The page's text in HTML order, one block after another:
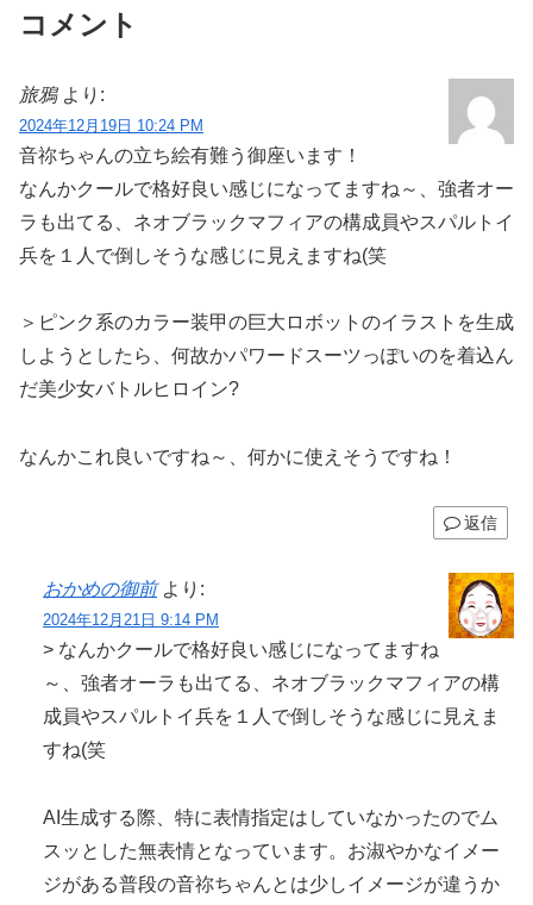
コメント
旅鴉 より:
2024年12月19日 10:24 PM
音祢ちゃんの立ち絵有難う御座います！
なんかクールで格好良い感じになってますね～、強者オー
ラも出てる、ネオブラックマフィアの構成員やスパルトイ
兵を１人で倒しそうな感じに見えますね(笑
＞ピンク系のカラー装甲の巨大ロボットのイラストを生成
しようとしたら、何故かパワードスーツっぽいのを着込ん
だ美少女バトルヒロイン?
なんかこれ良いですね～、何かに使えそうですね！
返信
おかめの御前 より:
2024年12月21日 9:14 PM
> なんかクールで格好良い感じになってますね
～、強者オーラも出てる、ネオブラックマフィアの構
成員やスパルトイ兵を１人で倒しそうな感じに見えま
すね(笑
AI生成する際、特に表情指定はしていなかったのでム
スッとした無表情となっています。お淑やかなイメー
ジがある普段の音祢ちゃんとは少しイメージが違うか